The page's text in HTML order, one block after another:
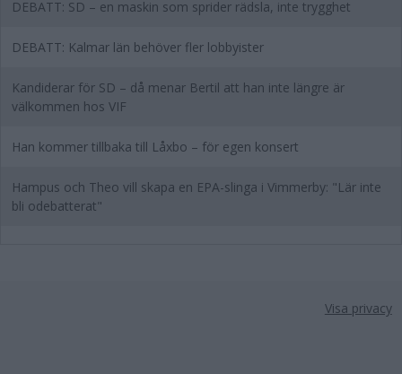
DEBATT: SD – en maskin som sprider rädsla, inte trygghet
DEBATT: Kalmar län behöver fler lobbyister
Kandiderar för SD – då menar Bertil att han inte längre är
välkommen hos VIF
Han kommer tillbaka till Låxbo – för egen konsert
Hampus och Theo vill skapa en EPA-slinga i Vimmerby: "Lär inte
bli odebatterat"
Visa privacy